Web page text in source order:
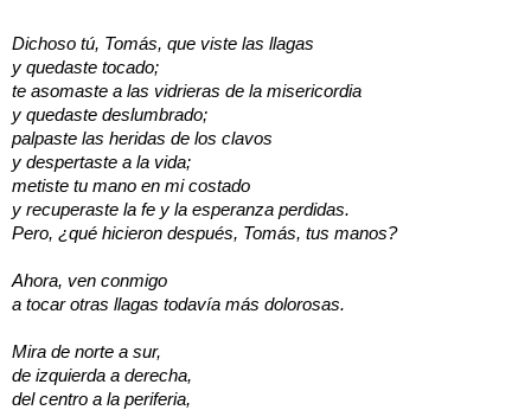
Dichoso tú, Tomás, que viste las llagas
y quedaste tocado;
te asomaste a las vidrieras de la misericordia
y quedaste deslumbrado;
palpaste las heridas de los clavos
y despertaste a la vida;
metiste tu mano en mi costado
y recuperaste la fe y la esperanza perdidas.
Pero, ¿qué hicieron después, Tomás, tus manos?
Ahora, ven conmigo
a tocar otras llagas todavía más dolorosas.
Mira de norte a sur,
de izquierda a derecha,
del centro a la periferia,